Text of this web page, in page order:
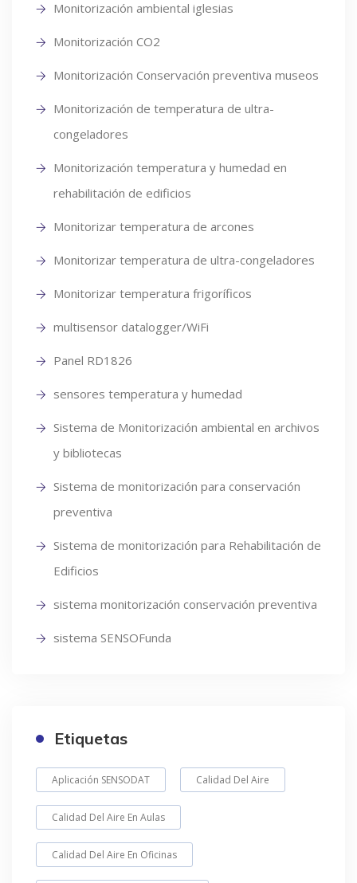
Monitorización ambiental iglesias
Monitorización CO2
Monitorización Conservación preventiva museos
Monitorización de temperatura de ultra-
congeladores
Monitorización temperatura y humedad en
rehabilitación de edificios
Monitorizar temperatura de arcones
Monitorizar temperatura de ultra-congeladores
Monitorizar temperatura frigoríficos
multisensor datalogger/WiFi
Panel RD1826
sensores temperatura y humedad
Sistema de Monitorización ambiental en archivos
y bibliotecas
Sistema de monitorización para conservación
preventiva
Sistema de monitorización para Rehabilitación de
Edificios
sistema monitorización conservación preventiva
sistema SENSOFunda
Etiquetas
Aplicación SENSODAT Calidad Del Aire
Calidad Del Aire En Aulas
Calidad Del Aire En Oficinas